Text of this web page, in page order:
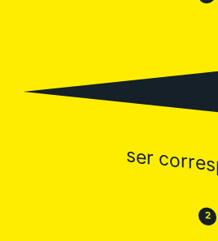
ser
😒 2